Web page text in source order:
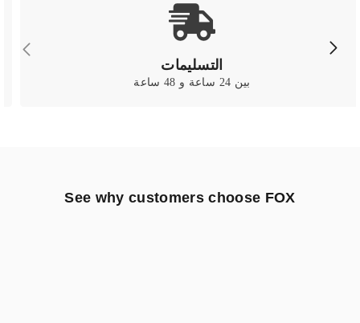
التسليمات
بين 24 ساعة و 48 ساعة
See why customers choose FOX